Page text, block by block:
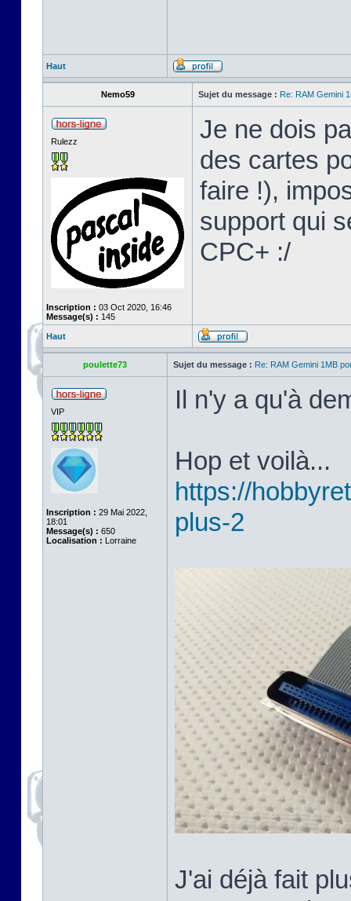
Haut
Nemo59 Sujet du message : Re: RAM Gemini
Rulezz
Inscription : 03 Oct 2020, 16:46
Message(s) : 145
Je ne dois
des cartes
faire !),
support qui
CPC+ :/
Haut
poulette73 Sujet du message : Re: RAM Gemini 1MB
VIP
Inscription : 29 Mai 2022,
18:01
Message(s) : 650
Localisation : Lorraine
Il n'y a qu'à
Hop et voilà...
https://
plus-2
J'ai déjà fait